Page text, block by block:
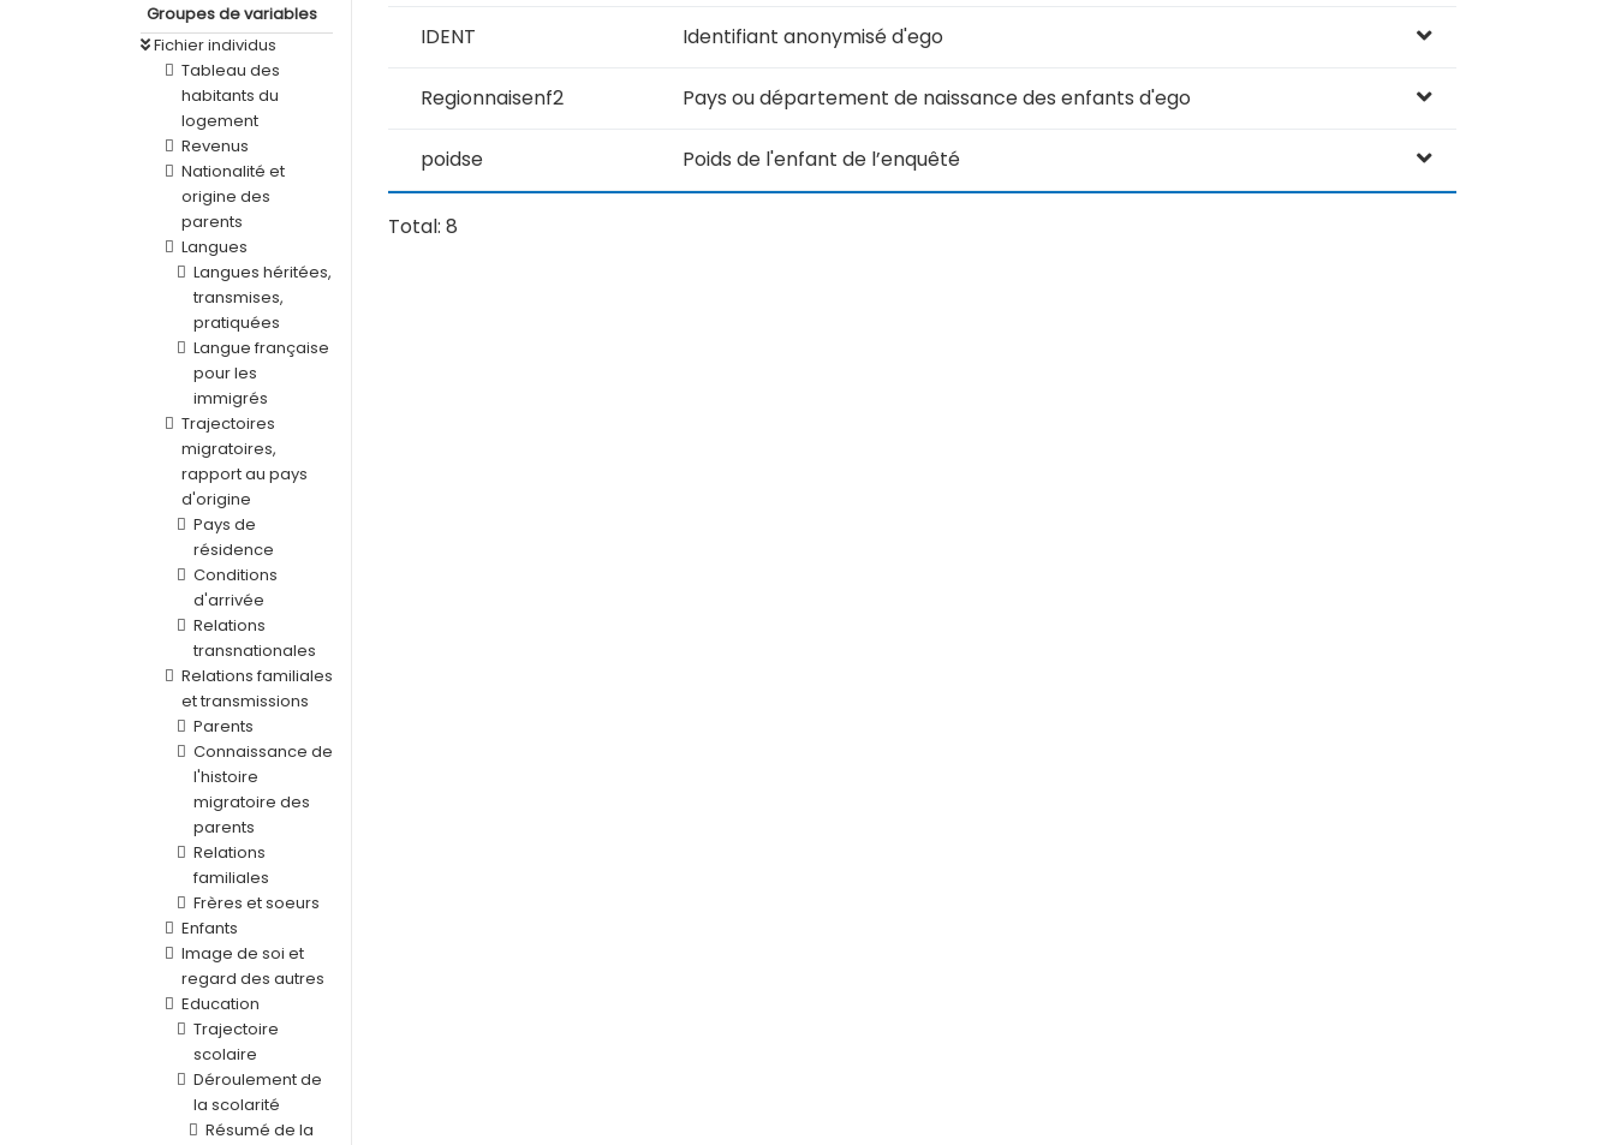
Groupes de variables
Fichier individus
Tableau des
habitants du
logement
Revenus
Nationalité et
origine des
parents
Langues
Langues héritées,
transmises,
pratiquées
Langue française
pour les
immigrés
Trajectoires
migratoires,
rapport au pays
d'origine
Pays de
résidence
Conditions
d'arrivée
Relations
transnationales
Relations familiales
et transmissions
Parents
Connaissance de
l'histoire
migratoire des
parents
Relations
familiales
Frères et soeurs
Enfants
Image de soi et
regard des autres
Education
Trajectoire
scolaire
Déroulement de
la scolarité
Résumé de la
IDENT Identifiant anonymisé d'ego
Regionnaisenf2 Pays ou département de naissance des enfants d'ego
poidse Poids de l'enfant de l’enquêté
Total: 8